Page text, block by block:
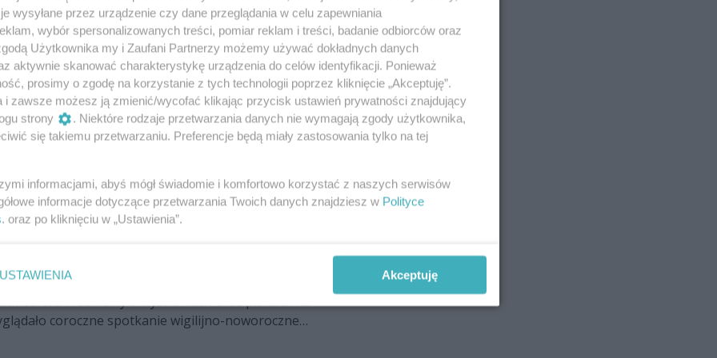
z okresu przedrzymskiego -
śladami setek dawnych pieców dymarskich - odkryli
- To były badania nieinwazyjne, a więc inne
szpadlem, z dużą ilością ziemi, potu i czasami
archeolog z Działu Archeologii Muzeum
w Radomiu.
2
masarskiego w Mleczkowie. W akcji 70
doszło do pożaru zakładu masarskiego w
w powiecie radomskim. Zgłoszenie o zdarzeniu
kierowania Komendanta Miejskiego
w Radomiu około godziny 17:50.
przedsiębiorców z regionu
i rozmowy o wyzwaniach oraz planach na
coroczne spotkanie wigilijno-noworoczne
wysyłane przez urządzenie czy dane przeglądania w celu zapewniania
wybór spersonalizowanych treści, pomiar reklam i treści, badanie odbiorców oraz
Użytkownika my i Zaufani Partnerzy możemy używać dokładnych danych
aktywnie skanować charakterystykę urządzenia do celów identyfikacji. Ponieważ
prosimy o zgodę na korzystanie z tych technologii poprzez kliknięcie „Akceptuję”.
i zawsze możesz ją zmienić/wycofać klikając przycisk ustawień prywatności znajdujący
strony
. Niektóre rodzaje przetwarzania danych nie wymagają zgody użytkownika,
się takiemu przetwarzaniu. Preferencje będą miały zastosowania tylko na tej
informacjami, abyś mógł świadomie i komfortowo korzystać z naszych serwisów
informacje dotyczące przetwarzania Twoich danych znajdziesz w Polityce
. oraz po kliknięciu w „Ustawienia”.
USTAWIENIA Akceptuję